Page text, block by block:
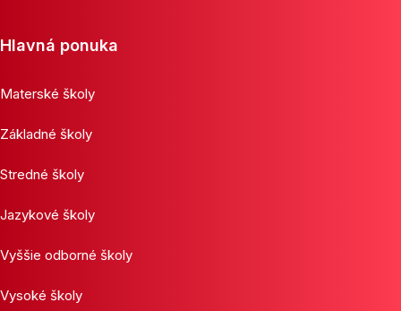
Hlavná ponuka
Materské školy
Základné školy
Stredné školy
Jazykové školy
Vyššie odborné školy
Vysoké školy